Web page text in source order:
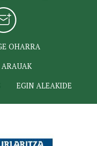
OHARRA
ARAUAK
EGIN ALEAKIDE